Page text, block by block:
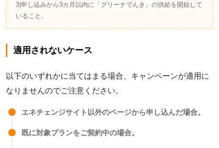
3)申し込みから3カ月以内に「グリーナでんき」の供給を開始して
いること。
適用されないケース
以下のいずれかに当てはまる場合、キャンペーンが適用に
なりませんのでご注意ください。
エネチェンジサイト以外のページから申し込んだ場合。
既に対象プランをご契約中の場合。